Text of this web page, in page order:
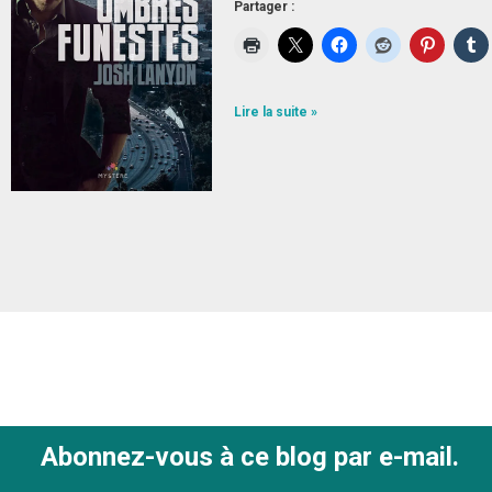
Partager :
Lire la suite »
Abonnez-vous à ce blog par e-mail.